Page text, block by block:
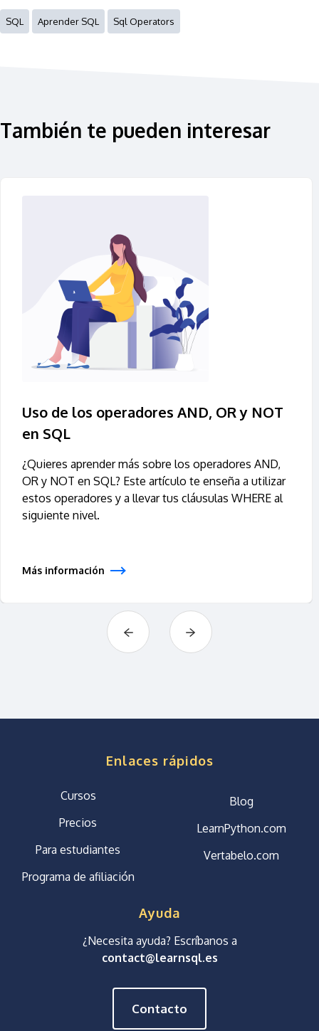
SQL Aprender SQL Sql Operators
También te pueden interesar
Uso de los operadores AND, OR y NOT
en SQL
¿Quieres aprender más sobre los operadores AND,
OR y NOT en SQL? Este artículo te enseña a utilizar
estos operadores y a llevar tus cláusulas WHERE al
siguiente nivel.
Más información
Enlaces rápidos
Cursos
Precios
Para estudiantes
Programa de afiliación
Blog
LearnPython.com
Vertabelo.com
Ayuda
¿Necesita ayuda? Escríbanos a
contact@learnsql.es
Contacto